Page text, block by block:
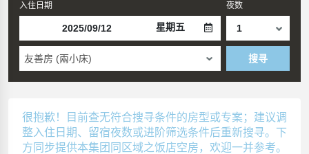
入住日期
星期五
夜数
友善房 (兩小床) 搜寻
很抱歉！目前查无符合搜寻条件的房型或专案；建议调
整入住日期、留宿夜数或进阶筛选条件后重新搜寻。下
方同步提供本集团同区域之饭店空房，欢迎一并参考。